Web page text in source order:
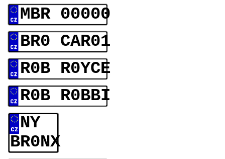
MBR 00000
BR0 CAR01
R0B R0YCE
R0B R0BBI
NY
BR0NX